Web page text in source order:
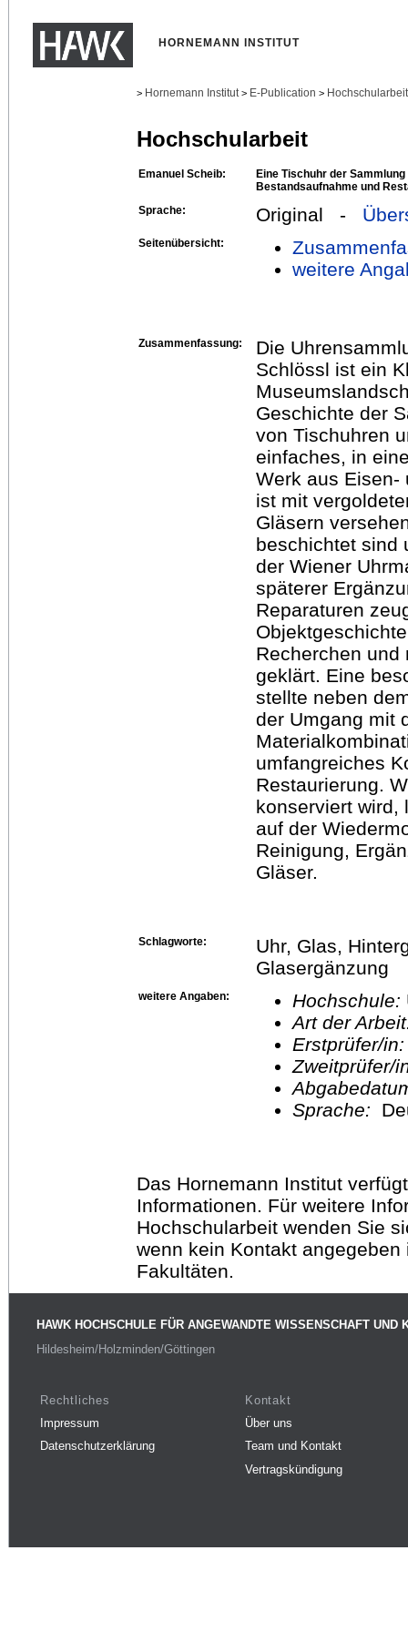
HORNEMANN INSTITUT
> Hornemann Institut > E-Publication >
Hochschularbeit
Emanuel Scheib:
Eine Tischuhr der
Bestandsaufnahme und
Sprache:
Original -
Seitenübersicht:
weitere
Zusammenfassung:
Die
Schlössl ist ein
Geschichte der
von Tischuhren
einfaches, in
Werk aus Eisen-
ist mit
Gläsern
beschichtet sind
der Wiener
späterer
Reparaturen
Recherchen und
geklärt. Eine
stellte neben
der Umgang mit
umfangreiches
Restaurierung.
konserviert wird,
auf der
Reinigung,
Gläser.
Schlagworte:
Uhr, Glas,
Glasergänzung
weitere Angaben: Hochschule:
Art der
Erstprüfer/
Sprache:
Das Hornemann Institut
Informationen. Für weitere
Hochschularbeit wenden Sie
wenn kein Kontakt
Fakultäten.
HAWK HOCHSCHULE FÜR ANGEWANDTE WISSENSCHAFT UND
Hildesheim/Holzminden/Göttingen
Rechtliches
Impressum
Datenschutzerklärung
Kontakt
Über uns
Team und Kontakt
Vertragskündigung